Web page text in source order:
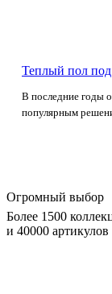
Теплый пол
В последние годы
популярным
Огромный выбор
Более 1500
и 40000